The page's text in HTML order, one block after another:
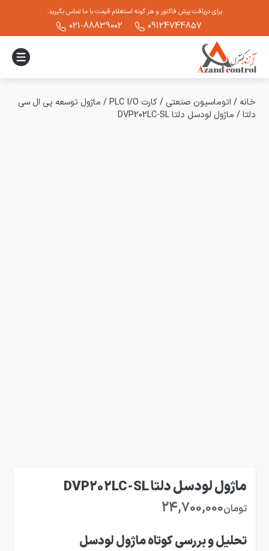
برای دریافت پیش فاکتور و هر گونه استعلام قیمت با ما تماس بگیرید.
09124744857
021-88839002
خانه / اتوماسیون صنعتی /کارت PLC I/O / ماژول توسعه پی ال سی
دلتا/ ماژول لودسل دلتا DVP202LC-SL
ماژول لودسل دلتا DVP202LC-SL
تومان24,700,000
تحلیل و بررسی کوتاه ماژول لودسل